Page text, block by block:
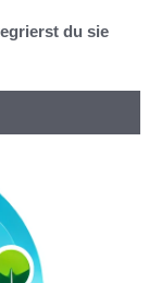
du sie